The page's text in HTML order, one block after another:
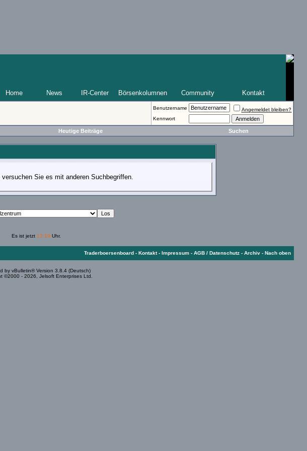
Home News IR-Center Börsenkolumnen Community Kontakt
Benutzername
Angemeldet bleiben?
Kennwort
Heutige Beiträge Suchen
Sie es mit anderen Suchbegriffen.
Es ist jetzt 13:19 Uhr.
Traderboersenboard - Kontakt- Impressum - AGB / Datenschutz - Archiv - Nach oben
by vBulletin® Version 3.8.4 (Deutsch)
©2000 - 2026, Jelsoft Enterprises Ltd.